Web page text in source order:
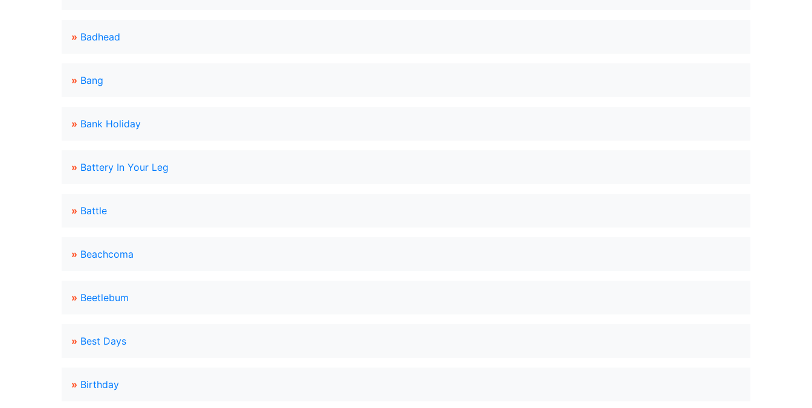
» Badhead
» Bang
» Bank Holiday
» Battery In Your Leg
» Battle
» Beachcoma
» Beetlebum
» Best Days
» Birthday